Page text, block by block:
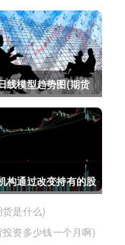
线模型趋势图(期货
型趋势图怎么看)
构通过改变持有的股
合约(股指期货合约
有多久)
是什么)
资多少钱一个月啊)